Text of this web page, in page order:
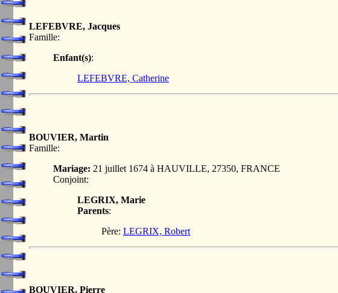
LEFEBVRE, Jacques
Famille:
Enfant(s):
LEFEBVRE, Catherine
BOUVIER, Martin
Famille:
Mariage: 21 juillet 1674 à HAUVILLE, 27350, FRANCE
Conjoint:
LEGRIX, Marie
Parents:
Père: LEGRIX, Robert
BOUVIER, Pierre